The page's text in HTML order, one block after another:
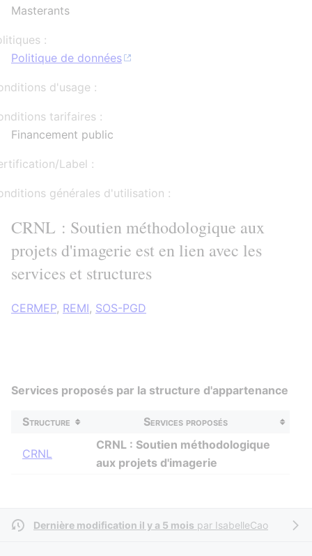
Masterants
:
Politique de données
d'usage :
tarifaires :
Financement public
Label :
générales d'utilisation :
CRNL : Soutien méthodologique aux
projets d'imagerie est en lien avec les
services et structures
CERMEP, REMI, SOS-PGD
Services proposés par la structure d'appartenance
Structure Services proposés
CRNL
CRNL : Soutien méthodologique
aux projets d'imagerie
Dernière modification il y a 5 mois par IsabelleCao